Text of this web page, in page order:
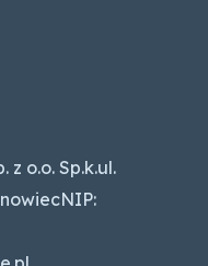
z o.o. Sp.k.ul.